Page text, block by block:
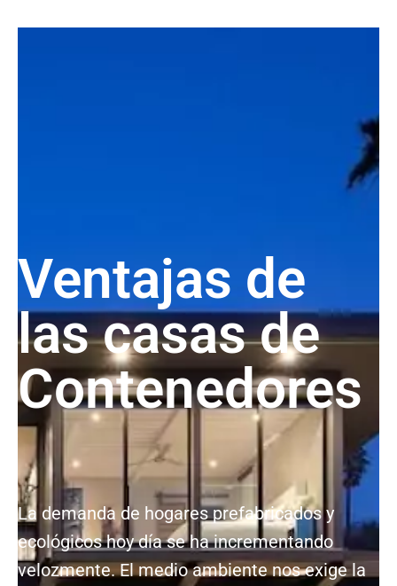
Ventajas de
las casas de
Contenedores
La demanda de hogares prefabricados y
ecológicos hoy día se ha incrementando
velozmente. El medio ambiente nos exige la